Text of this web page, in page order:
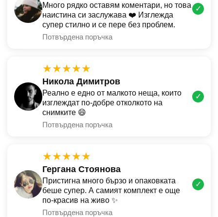
Много рядко оставям коментари, но това
наистина си заслужава ❤️ Изглежда
супер стилно и се пере без проблем.
Потвърдена поръчка
✓
★★★★★
Никола Димитров
Реално е едно от малкото неща, които
изглеждат по-добре отколкото на
снимките 😄
Потвърдена поръчка
✓
★★★★★
Гергана Стоянова
Пристигна много бързо и опаковката
беше супер. А самият комплект е още
по-красив на живо ✨
Потвърдена поръчка
✓